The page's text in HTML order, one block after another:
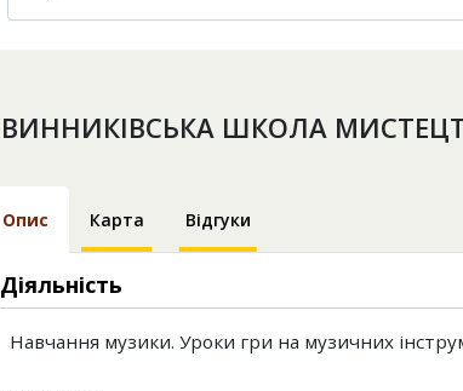
ВИННИКІВСЬКА ШКОЛА
Опис Карта Відгуки
Діяльність
Навчання музики. Уроки гри на музичних